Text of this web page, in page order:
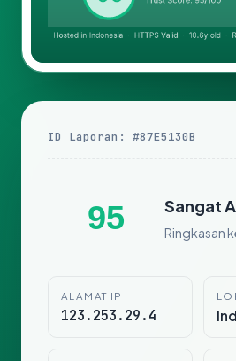
ID Laporan: #87E5130B
95 Sangat
Ringkasan
ALAMAT IP
123.253.29.4